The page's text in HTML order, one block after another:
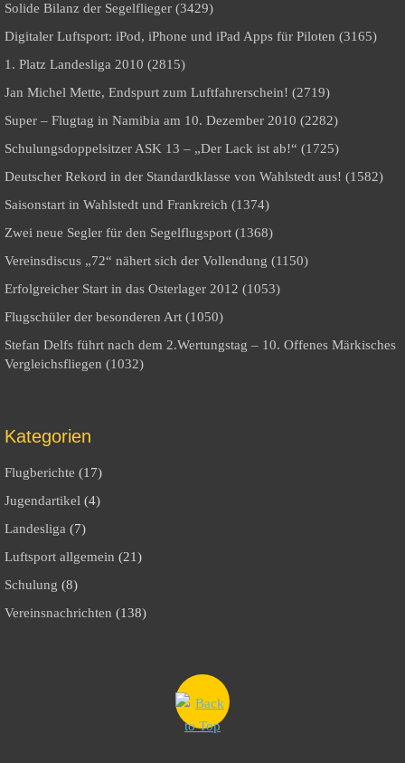
Solide Bilanz der Segelflieger (3429)
Digitaler Luftsport: iPod, iPhone und iPad Apps für Piloten (3165)
1. Platz Landesliga 2010 (2815)
Jan Michel Mette, Endspurt zum Luftfahrerschein! (2719)
Super – Flugtag in Namibia am 10. Dezember 2010 (2282)
Schulungsdoppelsitzer ASK 13 – „Der Lack ist ab!“ (1725)
Deutscher Rekord in der Standardklasse von Wahlstedt aus! (1582)
Saisonstart in Wahlstedt und Frankreich (1374)
Zwei neue Segler für den Segelflugsport (1368)
Vereinsdiscus „72“ nähert sich der Vollendung (1150)
Erfolgreicher Start in das Osterlager 2012 (1053)
Flugschüler der besonderen Art (1050)
Stefan Delfs führt nach dem 2.Wertungstag – 10. Offenes Märkisches
Vergleichsfliegen (1032)
Kategorien
Flugberichte (17)
Jugendartikel (4)
Landesliga (7)
Luftsport allgemein (21)
Schulung (8)
Vereinsnachrichten (138)